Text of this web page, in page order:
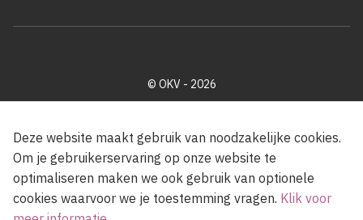
© OKV - 2026
Met steun van de Vlaamse Gemeenschap
Deze website maakt gebruik van noodzakelijke cookies.
Om je gebruikerservaring op onze website te
optimaliseren maken we ook gebruik van optionele
cookies waarvoor we je toestemming vragen. Klik voor